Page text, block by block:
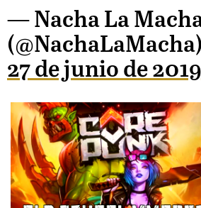
— Nacha La
(@NachaLaMacha)
27 de junio de 2019